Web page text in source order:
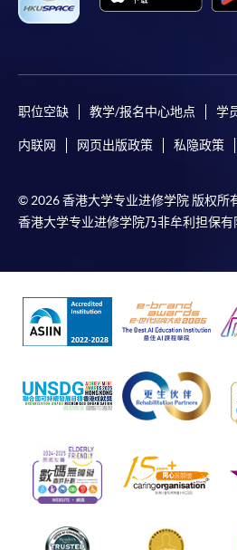
职位空缺 教学/报名中心地点 学
内联网 网页出版政策 私隐政策
© 2026 香港大学专业进修学院 版权所
香港大学专业进修学院乃非牟利担保有